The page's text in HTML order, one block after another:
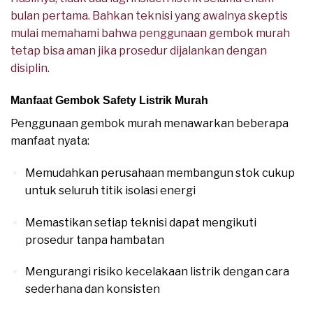
bulan pertama. Bahkan teknisi yang awalnya skeptis
mulai memahami bahwa penggunaan gembok murah
tetap bisa aman jika prosedur dijalankan dengan
disiplin.
Manfaat Gembok Safety Listrik Murah
Penggunaan gembok murah menawarkan beberapa
manfaat nyata:
Memudahkan perusahaan membangun stok cukup
untuk seluruh titik isolasi energi
Memastikan setiap teknisi dapat mengikuti
prosedur tanpa hambatan
Mengurangi risiko kecelakaan listrik dengan cara
sederhana dan konsisten